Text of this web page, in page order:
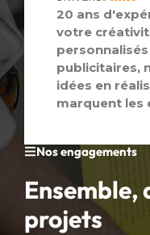
Nos engagements
Ensemble,
projets
20 ans
votre
publicitaires,
idées en
marquent les